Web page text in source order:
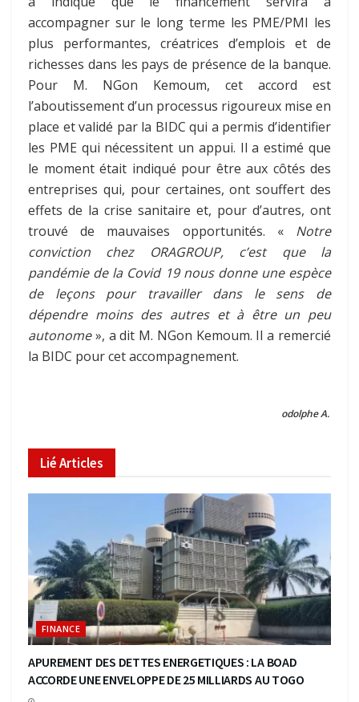
accompagner sur le long terme les PME/PMI les
plus performantes, créatrices d’emplois et de
richesses dans les pays de présence de la banque.
Pour M. NGon Kemoum, cet accord est
l’aboutissement d’un processus rigoureux mise en
place et validé par la BIDC qui a permis d’identifier
les PME qui nécessitent un appui. Il a estimé que
le moment était indiqué pour être aux côtés des
entreprises qui, pour certaines, ont souffert des
effets de la crise sanitaire et, pour d’autres, ont
trouvé de mauvaises opportunités. « Notre
conviction chez ORAGROUP, c’est que la
pandémie de la Covid 19 nous donne une espèce
de leçons pour travailler dans le sens de
dépendre moins des autres et à être un peu
autonome», a dit M. NGon Kemoum. Il a remercié
la BIDC pour cet accompagnement.
odolphe A.
LiéArticles
FINANCE
APUREMENT DES DETTES ENERGETIQUES : LA BOAD
ACCORDE UNE ENVELOPPE DE 25 MILLIARDS AU TOGO